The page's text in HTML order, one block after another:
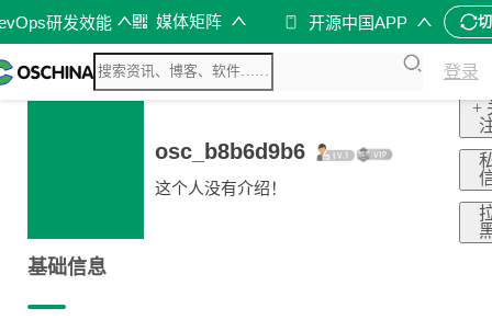
研发效能 媒体矩阵 开源中国APP
登录
osc_b8b6d9b6
这个人没有介绍！
+
基础信息